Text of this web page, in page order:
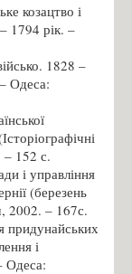
козацтво і
1794 рік. –
1828 –
Одеса:
152 с.
і управління
(березень
2002. – 167с.
придунайських
і
Одеса: